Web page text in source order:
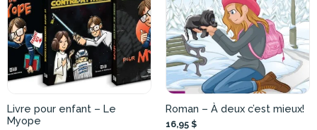
Livre pour enfant – Le
Myope
Roman – À deux c’est mieux!
16,95 $